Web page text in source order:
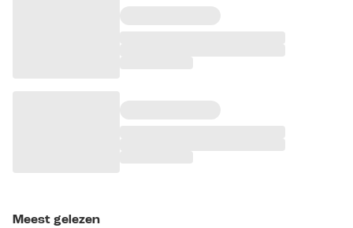
Meest gelezen